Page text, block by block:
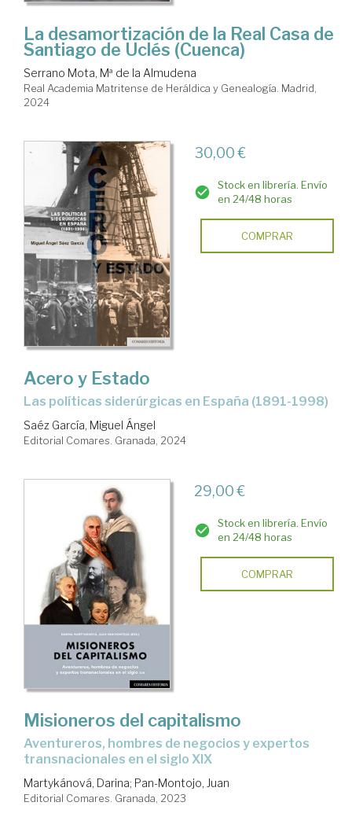
La desamortización de la Real Casa de
Santiago de Uclés (Cuenca)
Serrano Mota, Mª de la Almudena
Real Academia Matritense de Heráldica y Genealogía. Madrid,
2024
30,00 €
Stock en librería. Envío
en 24/48 horas
COMPRAR
Acero y Estado
las políticas siderúrgicas en España (1891-1998)
Saéz García, Miguel Ángel
Editorial Comares. Granada, 2024
29,00 €
Stock en librería. Envío
en 24/48 horas
COMPRAR
Misioneros del capitalismo
Aventureros, hombres de negocios y expertos
transnacionales en el siglo XIX
Martykánová, Darina; Pan-Montojo, Juan
Editorial Comares. Granada, 2023